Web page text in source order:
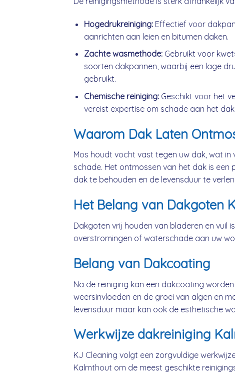
Hogedrukreiniging:Effectief voor
aanrichten aan leien en bitumen daken.
Zachte wasmethode:Gebruikt voor
soorten dakpannen, waarbij een lage
gebruikt.
Chemische reiniging:Geschikt voor het
vereist expertise om schade aan het
Waarom Dak Laten
Mos houdt vocht vast tegen uw dak, wat
schade. Het ontmossen van het dak is
dak te behouden en de levensduur te
Het Belang van Dakgoten
Dakgoten vrij houden van bladeren en vuil
overstromingen of waterschade aan uw
Belang van Dakcoating
Na de reiniging kan een dakcoating
weersinvloeden en de groei van algen en
levensduur maar kan ook de esthetische
Werkwijze dakreiniging
KJ Cleaning volgt een zorgvuldige
Kalmthout om de meest geschikte